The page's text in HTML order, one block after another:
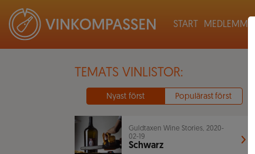
START MEDLEMMAR
TEMATS VINLISTOR:
Nyast först Populärast först
Guldtaxen Wine Stories, 2020-
02-19
Schwarz